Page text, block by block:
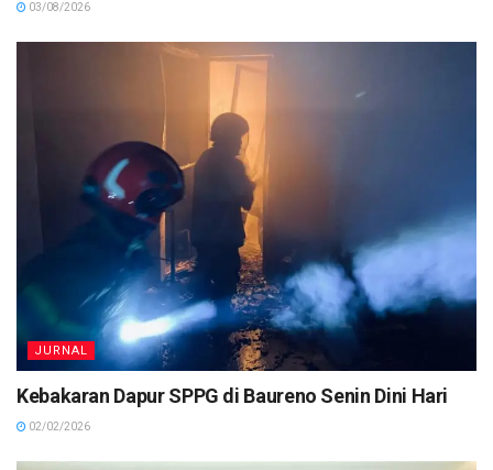
03/08/2026
JURNAL
Kebakaran Dapur SPPG di Baureno Senin Dini Hari
02/02/2026